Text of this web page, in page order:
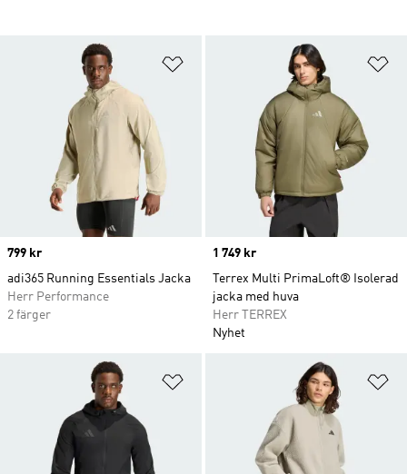
Lägg till på önskelistan
Price
799 kr
adi365 Running Essentials Jacka
Herr Performance
2 färger
Price
1 749 kr
Terrex Multi PrimaLoft® Isolerad
jacka med huva
Herr TERREX
Nyhet
Lägg till på önskelistan